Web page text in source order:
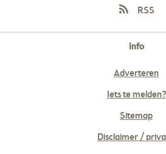
RSS
Info
Adverteren
Iets te melden?
Sitemap
Disclaimer /